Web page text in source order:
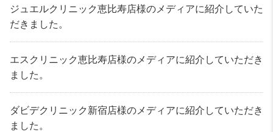
ジュエルクリニック恵比寿店様のメディアに紹介していた
だきました。
エスクリニック恵比寿店様のメディアに紹介していただき
ました。
ダビデクリニック新宿店様のメディアに紹介していただき
ました。